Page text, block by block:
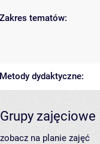
Zakres tematów:
Metody dydaktyczne:
Grupy zajęciowe
zobacz na planie zajęć